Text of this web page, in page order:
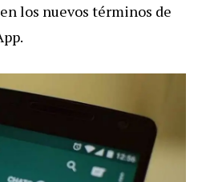
los nuevos términos de